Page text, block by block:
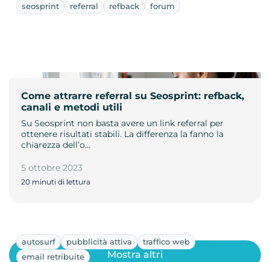
seosprint referral refback forum
Come attrarre referral su Seosprint: refback,
canali e metodi utili
Su Seosprint non basta avere un link referral per
ottenere risultati stabili. La differenza la fanno la
chiarezza dell’o…
5 ottobre 2023
20 minuti di lettura
autosurf pubblicità attiva
traffico web
email retribuite
Mostra altri